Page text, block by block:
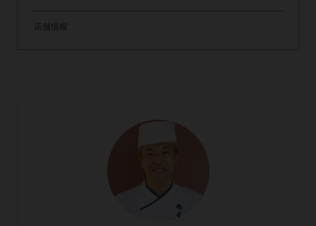
店舗情報